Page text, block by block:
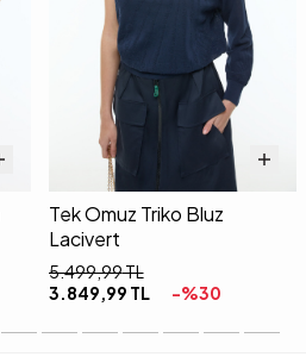
Tek Omuz Triko Bluz
Lacivert
5.499,99TL
3.849,99 TL -%30